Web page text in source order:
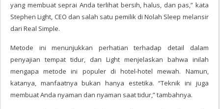
yang membuat seprai Anda terlihat bersih, halus, dan pas,” kata
Stephen Light, CEO dan salah satu pemilik di Nolah Sleep melansir
dari Real Simple.
Metode ini menunjukkan perhatian terhadap detail dalam
penyajian tempat tidur, dan Light menjelaskan bahwa inilah
mengapa metode ini populer di hotel-hotel mewah. Namun,
katanya, manfaatnya bukan hanya estetika. “Teknik ini juga
membuat Anda nyaman dan nyaman saat tidur,” tambahnya.